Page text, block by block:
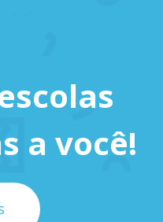
a você!